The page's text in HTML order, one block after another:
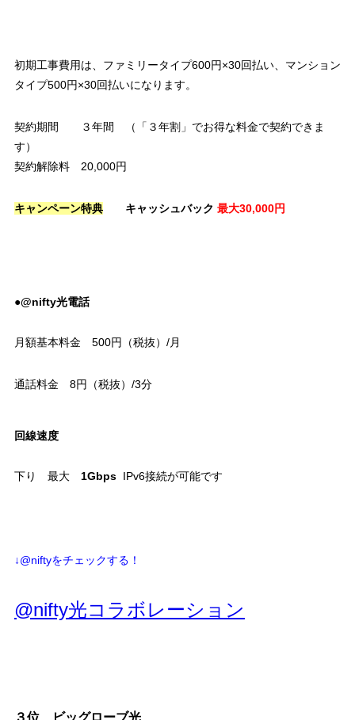
初期工事費用は、ファミリータイプ600円×30回払い、マンション
タイプ500円×30回払いになります。
契約期間 ３年間 （「３年割」でお得な料金で契約できま
す）
契約解除料 20,000円
キャンペーン特典キャッシュバック 最大30,000円
●@nifty光電話
月額基本料金 500円（税抜）/月
通話料金 8円（税抜）/3分
回線速度
下り 最大 1GbpsIPv6接続が可能です
↓@niftyをチェックする！
@nifty光コラボレーション
３位 ビッグローブ光